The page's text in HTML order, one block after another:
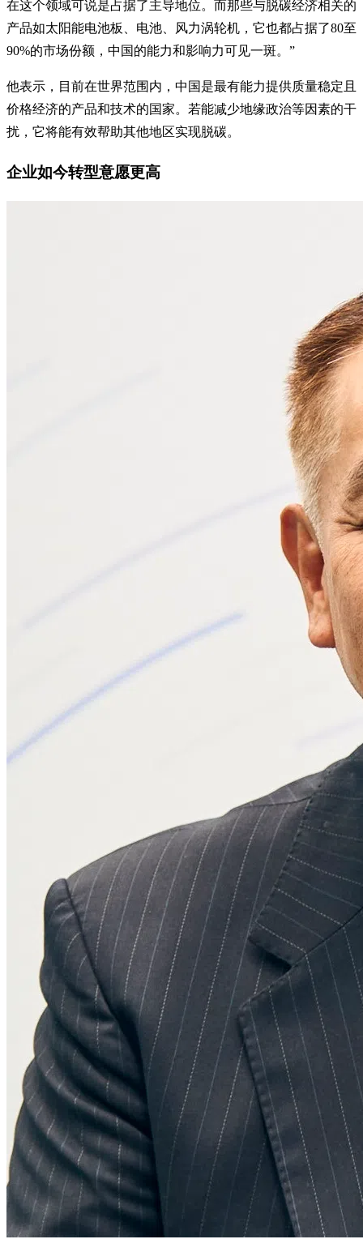
在这个领域可说是占据了主导地位。而那些与脱碳经济相关的
产品如太阳能电池板、电池、风力涡轮机，它也都占据了80至
90%的市场份额，中国的能力和影响力可见一斑。”
他表示，目前在世界范围内，中国是最有能力提供质量稳定且
价格经济的产品和技术的国家。若能减少地缘政治等因素的干
扰，它将能有效帮助其他地区实现脱碳。
企业如今转型意愿更高